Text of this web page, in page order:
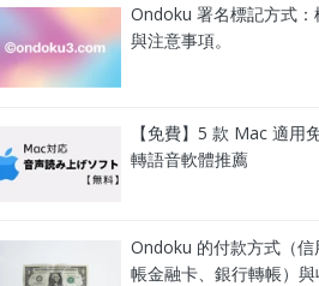
Ondoku 署名標記方式：
與注意事項。
【免費】5 款 Mac 適用
轉語音軟體推薦
Ondoku 的付款方式（信
帳金融卡、銀行轉帳）